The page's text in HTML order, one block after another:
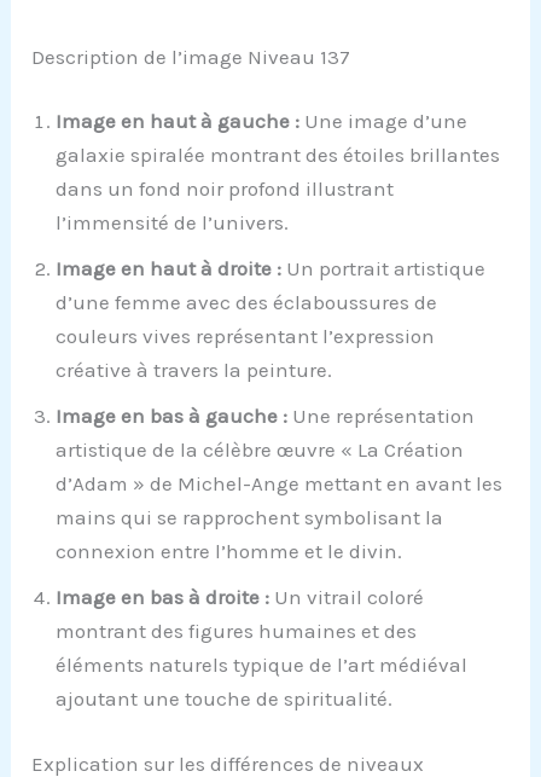
Description de l’image Niveau 137
Image en haut à gauche : Une image d’une
galaxie spiralée montrant des étoiles brillantes
dans un fond noir profond illustrant
l’immensité de l’univers.
Image en haut à droite : Un portrait artistique
d’une femme avec des éclaboussures de
couleurs vives représentant l’expression
créative à travers la peinture.
Image en bas à gauche : Une représentation
artistique de la célèbre œuvre « La Création
d’Adam » de Michel-Ange mettant en avant les
mains qui se rapprochent symbolisant la
connexion entre l’homme et le divin.
Image en bas à droite : Un vitrail coloré
montrant des figures humaines et des
éléments naturels typique de l’art médiéval
ajoutant une touche de spiritualité.
Explication sur les différences de niveaux